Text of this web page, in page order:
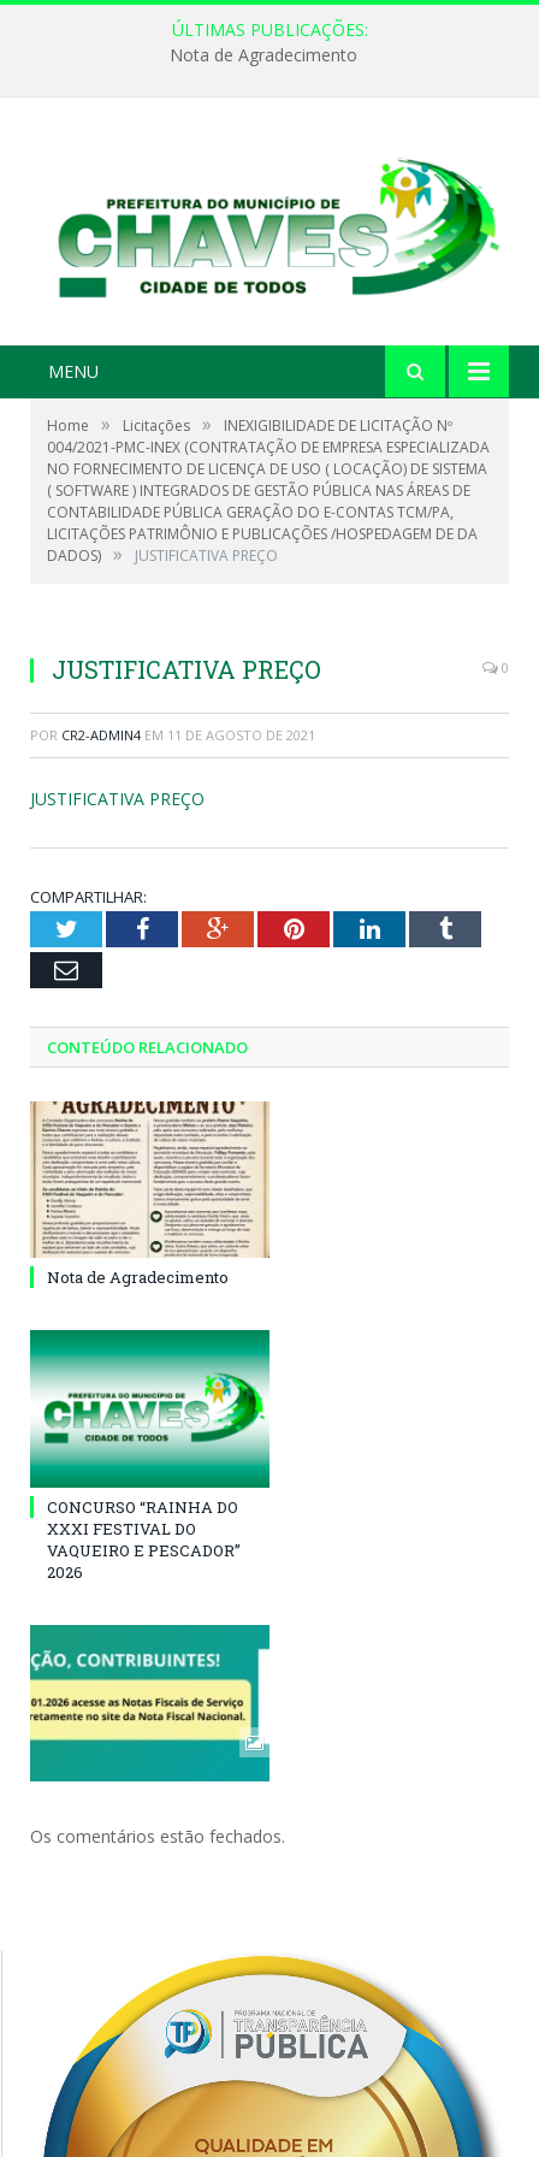
ÚLTIMAS PUBLICAÇÕES:
Nota de Agradecimento
MENU
Home » Licitações »
INEXIGIBILIDADE DE LICITAÇÃO Nº
004/2021-PMC-INEX (CONTRATAÇÃO DE EMPRESA ESPECIALIZADA
NO FORNECIMENTO DE LICENÇA DE USO ( LOCAÇÃO) DE SISTEMA
( SOFTWARE ) INTEGRADOS DE GESTÃO PÚBLICA NAS ÁREAS DE
CONTABILIDADE PÚBLICA GERAÇÃO DO E-CONTAS TCM/PA,
LICITAÇÕES PATRIMÔNIO E PUBLICAÇÕES /HOSPEDAGEM DE DA
DADOS) » JUSTIFICATIVA PREÇO
JUSTIFICATIVA PREÇO 0
POR CR2-ADMIN4 EM 11 DE AGOSTO DE 2021
JUSTIFICATIVA PREÇO
COMPARTILHAR:
TwitterFacebookGoogle+PinterestLinkedInTumblr
Email
CONTEÚDO RELACIONADO
Nota de Agradecimento
CONCURSO “RAINHA DO
XXXI FESTIVAL DO
VAQUEIRO E PESCADOR”
2026
Os comentários estão fechados.